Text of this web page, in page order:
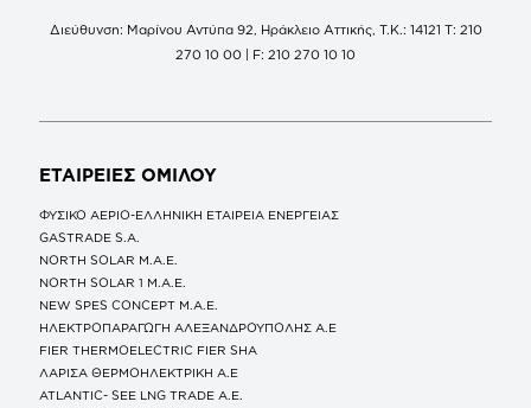
Διεύθυνση: Μαρίνου Αντύπα 92, Ηράκλειο Αττικής, Τ.Κ.: 14121 Τ: 210
270 10 00 | F: 210 270 10 10
ΕΤΑΙΡΕΙΕΣ ΟΜΙΛΟΥ
ΦΥΣΙΚΟ ΑΕΡΙΟ-ΕΛΛΗΝΙΚΗ ΕΤΑΙΡΕΙΑ ΕΝΕΡΓΕΙΑΣ
GASTRADE S.A.
NORTH SOLAR M.Α.Ε.
NORTH SOLAR 1 M.Α.Ε.
NEW SPES CONCEPT Μ.Α.Ε.
ΗΛΕΚΤΡΟΠΑΡΑΓΩΓΗ ΑΛΕΞΑΝΔΡΟΥΠΟΛΗΣ A.E
FIER THERMOELECTRIC FIER SHA
ΛΑΡΙΣΑ ΘΕΡΜΟΗΛΕΚΤΡΙΚΗ A.E
ATLANTIC- SEE LNG TRADE A.E.